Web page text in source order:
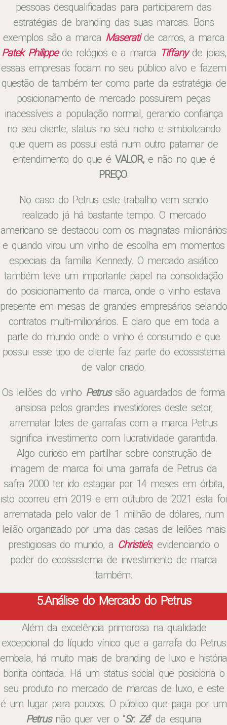
pessoas desqualificadas para participarem das
estratégias de branding das suas marcas. Bons
exemplos são a marca Maserati de carros, a marca
Patek Philippede relógios e a marca Tiffanyde joias,
essas empresas focam no seu público alvo e fazem
questão de também ter como parte da estratégia de
posicionamento de mercado possuirem peças
inacessíveis a população normal, gerando confiança
no seu cliente, status no seu nicho e simbolizando
que quem as possui está num outro patamar de
entendimento do que é VALOR,e não no que é
PREÇO.
No caso do Petrus este trabalho vem sendo
realizado já há bastante tempo. O mercado
americano se destacou com os magnatas milionários
e quando virou um vinho de escolha em momentos
especiais da família Kennedy. O mercado asiático
também teve um importante papel na consolidação
do posicionamento da marca, onde o vinho estava
presente em mesas de grandes empresários selando
contratos multi-milionários. E claro que em toda a
parte do mundo onde o vinho é consumido e que
possui esse tipo de cliente faz parte do ecossistema
de valor criado.
Os leilões do vinho Petrussão aguardados de forma
ansiosa pelos grandes investidores deste setor,
arrematar lotes de garrafas com a marca Petrus
significa investimento com lucratividade garantida.
Algo curioso em partilhar sobre construção de
imagem de marca foi uma garrafa de Petrus da
safra 2000 ter ido estagiar por 14 meses em órbita,
isto ocorreu em 2019 e em outubro de 2021 esta foi
arrematada pelo valor de 1 milhão de dólares, num
leilão organizado por uma das casas de leilões mais
prestigiosas do mundo, a Christie’s, evidenciando o
poder do ecossistema de investimento de marca
também.
5.Análise do Mercado do Petrus
Além da excelência primorosa na qualidade
excepcional do líquido vínico que a garrafa do Petrus
embala, há muito mais de branding de luxo e história
bonita contada. Há um status social que posiciona o
seu produto no mercado de marcas de luxo, e este
é um lugar para poucos. O público que paga por um
Petrusnão quer ver o “Sr. Zé” da esquina